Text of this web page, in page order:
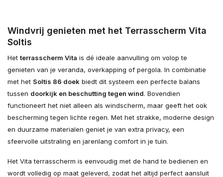
Windvrij genieten met het Terrasscherm Vita
Soltis
Het terrasscherm Vita is dé ideale aanvulling om volop te
genieten van je veranda, overkapping of pergola. In combinatie
met het Soltis 86 doek biedt dit systeem een perfecte balans
tussen doorkijk en beschutting tegen wind. Bovendien
functioneert het niet alleen als windscherm, maar geeft het ook
bescherming tegen lichte regen. Met het strakke, moderne design
en duurzame materialen geniet je van extra privacy, een
sfeervolle uitstraling en jarenlang comfort in je tuin.
Het Vita terrasscherm is eenvoudig met de hand te bedienen en
wordt volledig op maat geleverd, zodat het altijd perfect aansluit